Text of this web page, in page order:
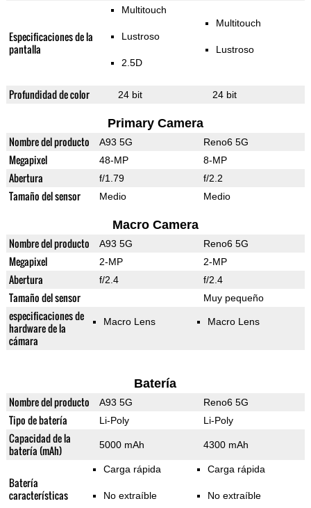
Especificaciones de la
pantalla
Multitouch
Lustroso
2.5D
Multitouch
Lustroso
Profundidad de color 24 bit 24 bit
Primary Camera
Nombre del producto A93 5G Reno6 5G
Megapixel 48-MP 8-MP
Abertura f/1.79 f/2.2
Tamaño del sensor Medio Medio
Macro Camera
Nombre del producto A93 5G Reno6 5G
Megapixel 2-MP 2-MP
Abertura f/2.4 f/2.4
Tamaño del sensor Muy pequeño
especificaciones de
hardware de la
cámara
Macro Lens Macro Lens
Batería
Nombre del producto A93 5G Reno6 5G
Tipo de batería Li-Poly Li-Poly
Capacidad de la
batería (mAh)
5000 mAh 4300 mAh
Batería
características
Carga rápida
No extraíble
Carga rápida
No extraíble